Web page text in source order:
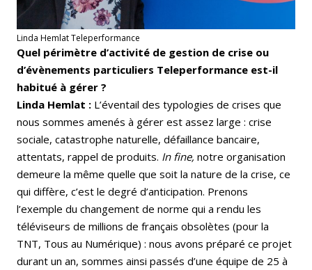
Linda Hemlat Teleperformance
Quel périmètre d’activité de gestion de crise ou
d’évènements particuliers Teleperformance est-il
habitué à gérer ?
Linda Hemlat : L’éventail des typologies de crises que
nous sommes amenés à gérer est assez large : crise
sociale, catastrophe naturelle, défaillance bancaire,
attentats, rappel de produits. In fine, notre organisation
demeure la même quelle que soit la nature de la crise, ce
qui diffère, c’est le degré d’anticipation. Prenons
l’exemple du changement de norme qui a rendu les
téléviseurs de millions de français obsolètes (pour la
TNT, Tous au Numérique) : nous avons préparé ce projet
durant un an, sommes ainsi passés d’une équipe de 25 à